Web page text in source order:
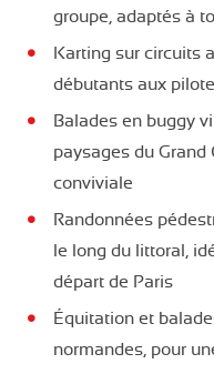
groupe, adaptés à
Karting sur circuits
débutants aux
Balades en buggy
paysages du
conviviale
Randonnées
le long du littoral,
départ de Paris
Équitation et
normandes, pour